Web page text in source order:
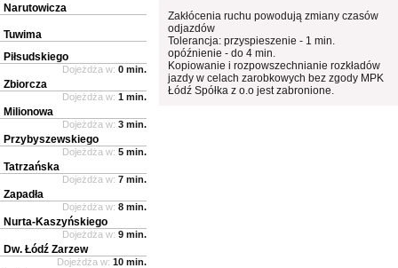
Zakłócenia ruchu powodują zmiany czasów
odjazdów
Tolerancja: przyspieszenie - 1 min.
opóźnienie - do 4 min.
Kopiowanie i rozpowszechnianie rozkładów
jazdy w celach zarobkowych bez zgody MPK
Łódź Spółka z o.o jest zabronione.
Narutowicza
Tuwima
Piłsudskiego
Dojeżdża w: 0 min.
Zbiorcza
Dojeżdża w: 1 min.
Milionowa
Dojeżdża w: 3 min.
Przybyszewskiego
Dojeżdża w: 5 min.
Tatrzańska
Dojeżdża w: 7 min.
Zapadła
Dojeżdża w: 8 min.
Nurta-Kaszyńskiego
Dojeżdża w: 9 min.
Dw. Łódź Zarzew
Dojeżdża w: 10 min.